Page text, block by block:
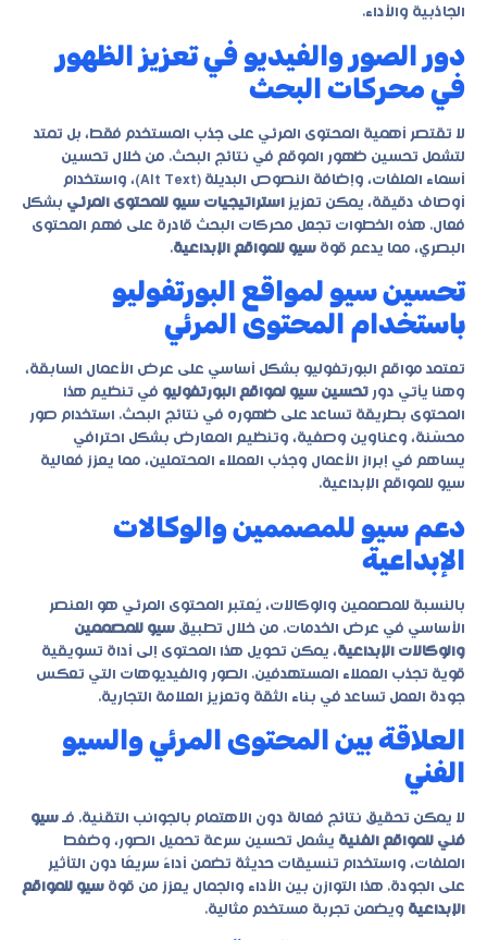
الجاذبية والأداء.
دور الصور والفيديو في تعزيز الظهور
في محركات البحث
لا تقتصر أهمية المحتوى المرئي على جذب المستخدم فقط، بل تمتد
لتشمل تحسين ظهور الموقع في نتائج البحث. من خلال تحسين
أسماء الملفات، وإضافة النصوص البديلة (Alt Text)، واستخدام
أوصاف دقيقة، يمكن تعزيز استراتيجيات سيو للمحتوى المرئي بشكل
فعال. هذه الخطوات تجعل محركات البحث قادرة على فهم المحتوى
البصري، مما يدعم قوة سيو للمواقع الإبداعية.
تحسين سيو لمواقع البورتفوليو
باستخدام المحتوى المرئي
تعتمد مواقع البورتفوليو بشكل أساسي على عرض الأعمال السابقة،
وهنا يأتي دور تحسين سيو لمواقع البورتفوليو في تنظيم هذا
المحتوى بطريقة تساعد على ظهوره في نتائج البحث. استخدام صور
محسّنة، وعناوين وصفية، وتنظيم المعارض بشكل احترافي
يساهم في إبراز الأعمال وجذب العملاء المحتملين، مما يعزز فعالية
سيو للمواقع الإبداعية.
دعم سيو للمصممين والوكالات
الإبداعية
بالنسبة للمصممين والوكالات، يُعتبر المحتوى المرئي هو العنصر
الأساسي في عرض الخدمات. من خلال تطبيق سيو للمصممين
والوكالات الإبداعية، يمكن تحويل هذا المحتوى إلى أداة تسويقية
قوية تجذب العملاء المستهدفين. الصور والفيديوهات التي تعكس
جودة العمل تساعد في بناء الثقة وتعزيز العلامة التجارية.
العلاقة بين المحتوى المرئي والسيو
الفني
لا يمكن تحقيق نتائج فعالة دون الاهتمام بالجوانب التقنية. فـ سيو
فني للمواقع الفنية يشمل تحسين سرعة تحميل الصور، وضغط
الملفات، واستخدام تنسيقات حديثة تضمن أداءً سريعًا دون التأثير
على الجودة. هذا التوازن بين الأداء والجمال يعزز من قوة سيو للمواقع
الإبداعية ويضمن تجربة مستخدم مثالية.